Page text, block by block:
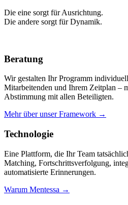
Die eine sorgt für Ausrichtung.
Die andere sorgt für Dynamik.
Beratung
Wir gestalten Ihr Programm
Mitarbeitenden und Ihrem Zeitplan –
Abstimmung mit allen Beteiligten.
Mehr über unser Framework →
Technologie
Eine Plattform, die Ihr Team
Matching, Fortschrittsverfolgung,
automatisierte Erinnerungen.
Warum Mentessa →